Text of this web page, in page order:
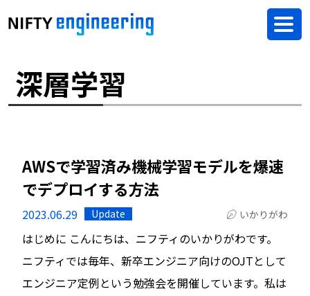
深層学習
AWSで学習済み機械学習モデルを爆速
でデプロイする方法
2023.06.29 Update いかりがわ
はじめに こんにちは、ニフティのいかりがわです。
ニフティでは毎年、新卒エンジニア向けのOJTとして
エンジニア定例という勉強会を開催しています。私は